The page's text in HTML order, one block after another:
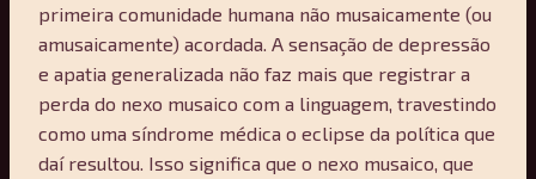
primeira comunidade humana não musaicamente (ou
amusaicamente) acordada. A sensação de depressão
e apatia generalizada não faz mais que registrar a
perda do nexo musaico com a linguagem, travestindo
como uma síndrome médica o eclipse da política que
daí resultou. Isso significa que o nexo musaico, que